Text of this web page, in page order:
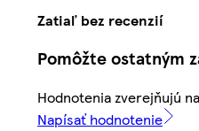
Zatiaľ bez recenzií
Pomôžte ostatným
Hodnotenia zverejňujú
Napísať hodnotenie